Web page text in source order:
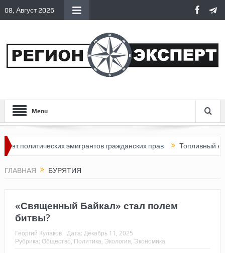
08, Август 2026
Menu
эмигрантов гражданских прав Топливный кризис в
ГЛАВНАЯ БУРЯТИЯ
«Священный Байкал» стал полем
битвы?
Георгий Кулаков Дата: Декабрь 11, 2025
Рубрика: Общество Политика Экология Экономика